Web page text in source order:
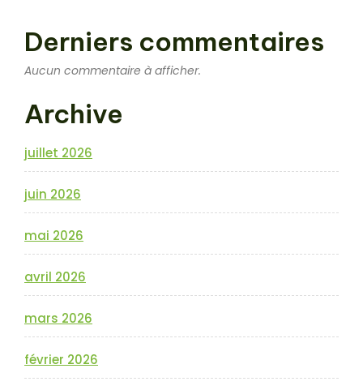
Derniers commentaires
Aucun commentaire à afficher.
Archive
juillet 2026
juin 2026
mai 2026
avril 2026
mars 2026
février 2026